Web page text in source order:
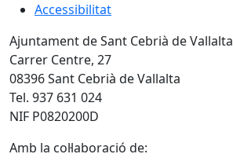
Accessibilitat
Ajuntament de Sant Cebrià de Vallalta
Carrer Centre, 27
08396 Sant Cebrià de Vallalta
Tel. 937 631 024
NIF P0820200D
Amb la col·laboració de: